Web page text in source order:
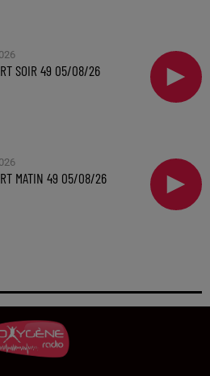
SOIR 49 05/08/26
MATIN 49 05/08/26